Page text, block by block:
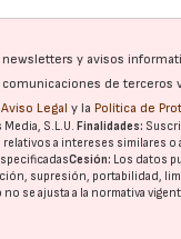
y avisos
de terceros
Aviso Legal y la Política de
S.L.U. Finalidades:
a intereses similares o
Cesión: Los datos
supresión, portabilidad,
se ajusta a la normativa